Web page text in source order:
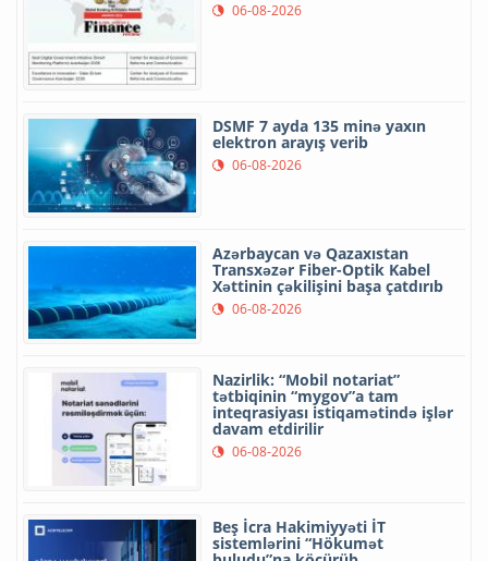
06-08-2026
DSMF 7 ayda 135 minə yaxın
elektron arayış verib
06-08-2026
Azərbaycan və Qazaxıstan
Transxəzər Fiber-Optik Kabel
Xəttinin çəkilişini başa çatdırıb
06-08-2026
Nazirlik: “Mobil notariat”
tətbiqinin “mygov”a tam
inteqrasiyası istiqamətində işlər
davam etdirilir
06-08-2026
Beş İcra Hakimiyyəti İT
sistemlərini “Hökumət